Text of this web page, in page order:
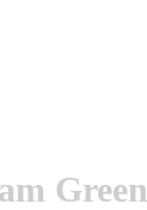
Green